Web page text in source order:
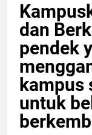
dan
pendek
kampus
untuk